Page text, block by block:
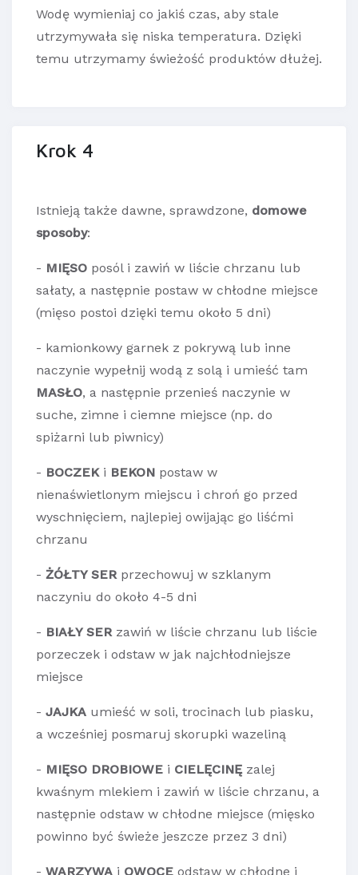
Wodę wymieniaj co jakiś czas, aby stale
utrzymywała się niska temperatura. Dzięki
temu utrzymamy świeżość produktów dłużej.
Krok 4
Istnieją także dawne, sprawdzone, domowe
sposoby:
- MIĘSO posól i zawiń w liście chrzanu lub
sałaty, a następnie postaw w chłodne miejsce
(mięso postoi dzięki temu około 5 dni)
- kamionkowy garnek z pokrywą lub inne
naczynie wypełnij wodą z solą i umieść tam
MASŁO, a następnie przenieś naczynie w
suche, zimne i ciemne miejsce (np. do
spiżarni lub piwnicy)
- BOCZEKi BEKON postaw w
nienaświetlonym miejscu i chroń go przed
wyschnięciem, najlepiej owijając go liśćmi
chrzanu
- ŻÓŁTY SER przechowuj w szklanym
naczyniu do około 4-5 dni
- BIAŁY SER zawiń w liście chrzanu lub liście
porzeczek i odstaw w jak najchłodniejsze
miejsce
- JAJKA umieść w soli, trocinach lub piasku,
a wcześniej posmaruj skorupki wazeliną
- MIĘSO DROBIOWE i CIELĘCINĘ zalej
kwaśnym mlekiem i zawiń w liście chrzanu, a
następnie odstaw w chłodne miejsce (mięsko
powinno być świeże jeszcze przez 3 dni)
- WARZYWA i OWOCE odstaw w chłodne i